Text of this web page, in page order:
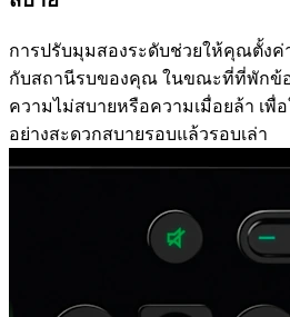
การปรับมุมสองระดับช่วยให้คุณตั้งค่
กับสถานีรบของคุณ ในขณะที่ที่พักข้
ความไม่สบายหรือความเมื่อยล้า เพื่
อย่างสะดวกสบายรอบแล้วรอบเล่า